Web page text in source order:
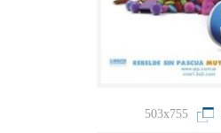
503x755